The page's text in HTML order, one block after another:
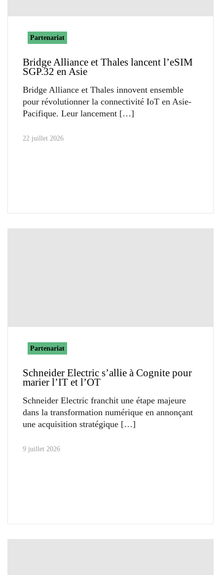
Partenariat
Bridge Alliance et Thales lancent l’eSIM
SGP.32 en Asie
Bridge Alliance et Thales innovent ensemble
pour révolutionner la connectivité IoT en Asie-
Pacifique. Leur lancement
22 juillet 2026
Partenariat
Schneider Electric s’allie à Cognite pour
marier l’IT et l’OT
Schneider Electric franchit une étape majeure
dans la transformation numérique en annonçant
une acquisition stratégique
9 juillet 2026